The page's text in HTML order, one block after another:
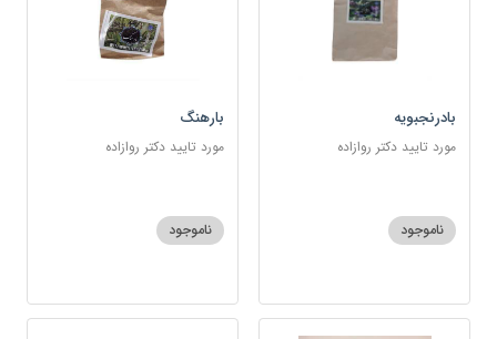
بادرنجبویه
مورد تایید دکتر روازاده
ناموجود
بارهنگ
مورد تایید دکتر روازاده
ناموجود